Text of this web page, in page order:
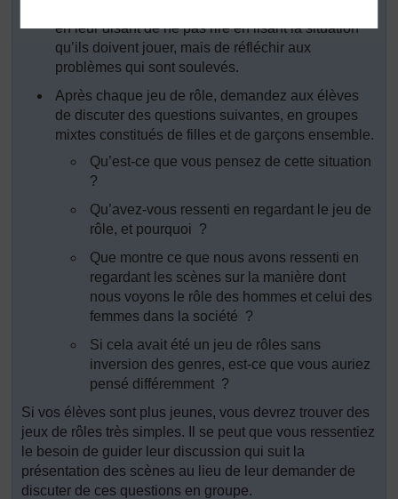
en leur disant de ne pas rire en lisant la situation
qu’ils doivent jouer, mais de réfléchir aux
problèmes qui sont soulevés.
Après chaque jeu de rôle, demandez aux élèves
de discuter des questions suivantes, en groupes
mixtes constitués de filles et de garçons ensemble.
Qu’est-ce que vous pensez de cette situation
?
Qu’avez-vous ressenti en regardant le jeu de
rôle, et pourquoi ?
Que montre ce que nous avons ressenti en
regardant les scènes sur la manière dont
nous voyons le rôle des hommes et celui des
femmes dans la société ?
Si cela avait été un jeu de rôles sans
inversion des genres, est-ce que vous auriez
pensé différemment ?
Si vos élèves sont plus jeunes, vous devrez trouver des
jeux de rôles très simples. Il se peut que vous ressentiez
le besoin de guider leur discussion qui suit la
présentation des scènes au lieu de leur demander de
discuter de ces questions en groupe.